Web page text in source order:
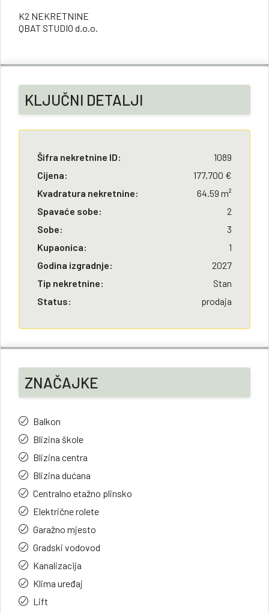
K2 NEKRETNINE
QBAT STUDIO d.o.o.
KLJUČNI DETALJI
Šifra nekretnine ID:
1089
Cijena:
177,700 €
Kvadratura nekretnine:
64.59 m²
Spavaće sobe:
2
Sobe:
3
Kupaonica:
1
Godina izgradnje:
2027
Tip nekretnine:
Stan
Status:
prodaja
ZNAČAJKE
Balkon
Blizina škole
Blizina centra
Blizina dućana
Centralno etažno plinsko
Električne rolete
Garažno mjesto
Gradski vodovod
Kanalizacija
Klima uređaj
Lift